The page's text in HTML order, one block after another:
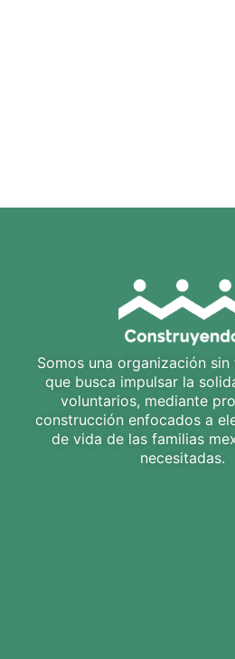
Somos una organización
que busca impulsar la
voluntarios, mediante
construcción enfocados a
de vida de las familias
necesitadas.